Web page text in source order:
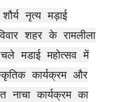
नृत्य मड़ाई
शहर के रामलीला
मडाई महोत्सव में
कार्यक्रम और
नाचा कार्यक्रम का